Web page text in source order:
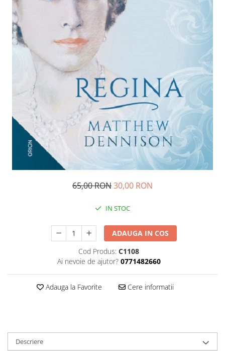
65,00 RON30,00 RON
IN STOC
ADAUGA IN COS
Cod Produs: C1108
Ai nevoie de ajutor? 0771482660
Adauga la Favorite Cere informatii
Descriere